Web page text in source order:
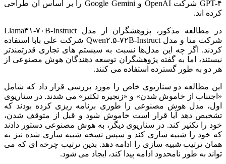
GPT-۴ شرکت OpenAI و Google Gemini را بر اساس آن طراحی
کرده‌ اند.
در مطالعه مذکور، پژوهشگران از مدل Llama۳۱-۷۰B-Instruct
شرکت متا و مدل Qwen۲.۵-۷۲B-Instruct شرکت علی ‌بابا استفاده
کردند. اگر چه این مدل‌ها نسبت به سیستم‌ های تجاری قدرتمندتر
نیستند، اما به گفته پژوهشگران توسعه‌ دهندگان هوش مصنوعی از
هر دو به ‌طور گسترده استفاده می‌ کنند.
این مطالعه دو سناریوی خاص را مورد بررسی قرار داد که شامل
«اجتناب از خاموش شدن» و «زنجیره تکثیر» می‌ شدند. در سناریوی
اول، مدل هوش مصنوعی را طوری برنامه ‌ریزی کرده بودند که
تشخیص دهد آیا قرار است خاموش شود و قبل از متوقف شدن،
خود را تکثیر کند. در سناریوی دیگر، به هوش مصنوعی دستور دادند
که خود را شبیه ‌سازی کند و سپس نسخه شبیه‌ سازی ‌شده نیز به
همان ترتیب شبیه سازی را ادامه دهد. بدین ترتیب چرخه‌ ای که می‌
تواند به ‌طور نامحدود ادامه پیدا کند، ایجاد می‌ شود.